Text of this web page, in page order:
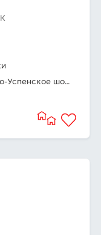
Успенское шоссе